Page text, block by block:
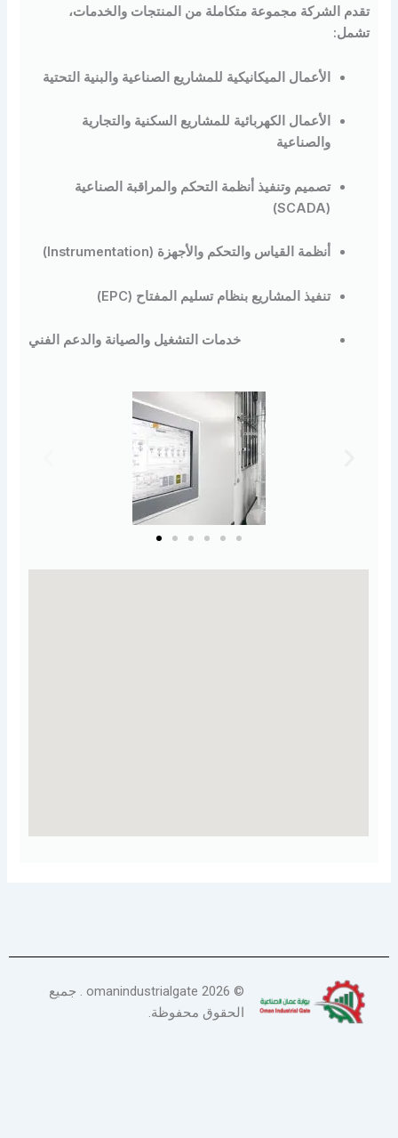
الشركة مجموعة متكاملة من المنتجات والخدمات،
الأعمال الميكانيكية للمشاريع الصناعية والبنية التحتية
الأعمال الكهربائية للمشاريع السكنية والتجارية
والصناعية
تصميم وتنفيذ أنظمة التحكم والمراقبة الصناعية
أنظمة القياس والتحكم والأجهزة (Instrumentation)
تنفيذ المشاريع بنظام تسليم المفتاح (EPC)
خدمات التشغيل والصيانة والدعم الفني
omanindustrialgate . جميع
الحقوق محفوظة.